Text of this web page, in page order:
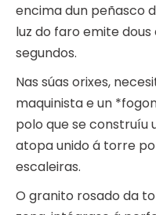
encima dun peñasco
luz do faro emite
segundos.
Nas súas orixes,
maquinista e un
polo que se construíu
atopa unido á torre
escaleiras.
O granito rosado da